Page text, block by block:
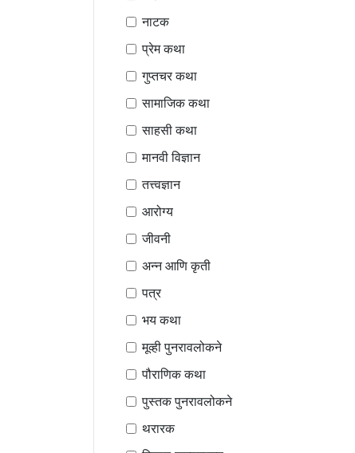
नाटक
प्रेम कथा
गुप्तचर कथा
सामाजिक कथा
साहसी कथा
मानवी विज्ञान
तत्त्वज्ञान
आरोग्य
जीवनी
अन्न आणि कृती
पत्र
भय कथा
मूव्ही पुनरावलोकने
पौराणिक कथा
पुस्तक पुनरावलोकने
थरारक